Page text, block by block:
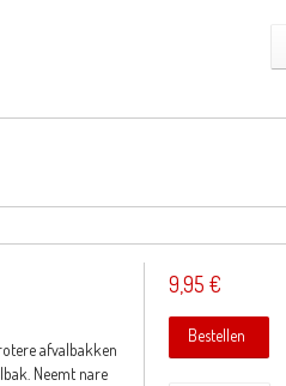
afvalbakken
Neemt nare
9,95 €
Bestellen